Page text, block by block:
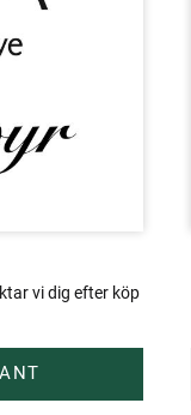
vi dig efter köp